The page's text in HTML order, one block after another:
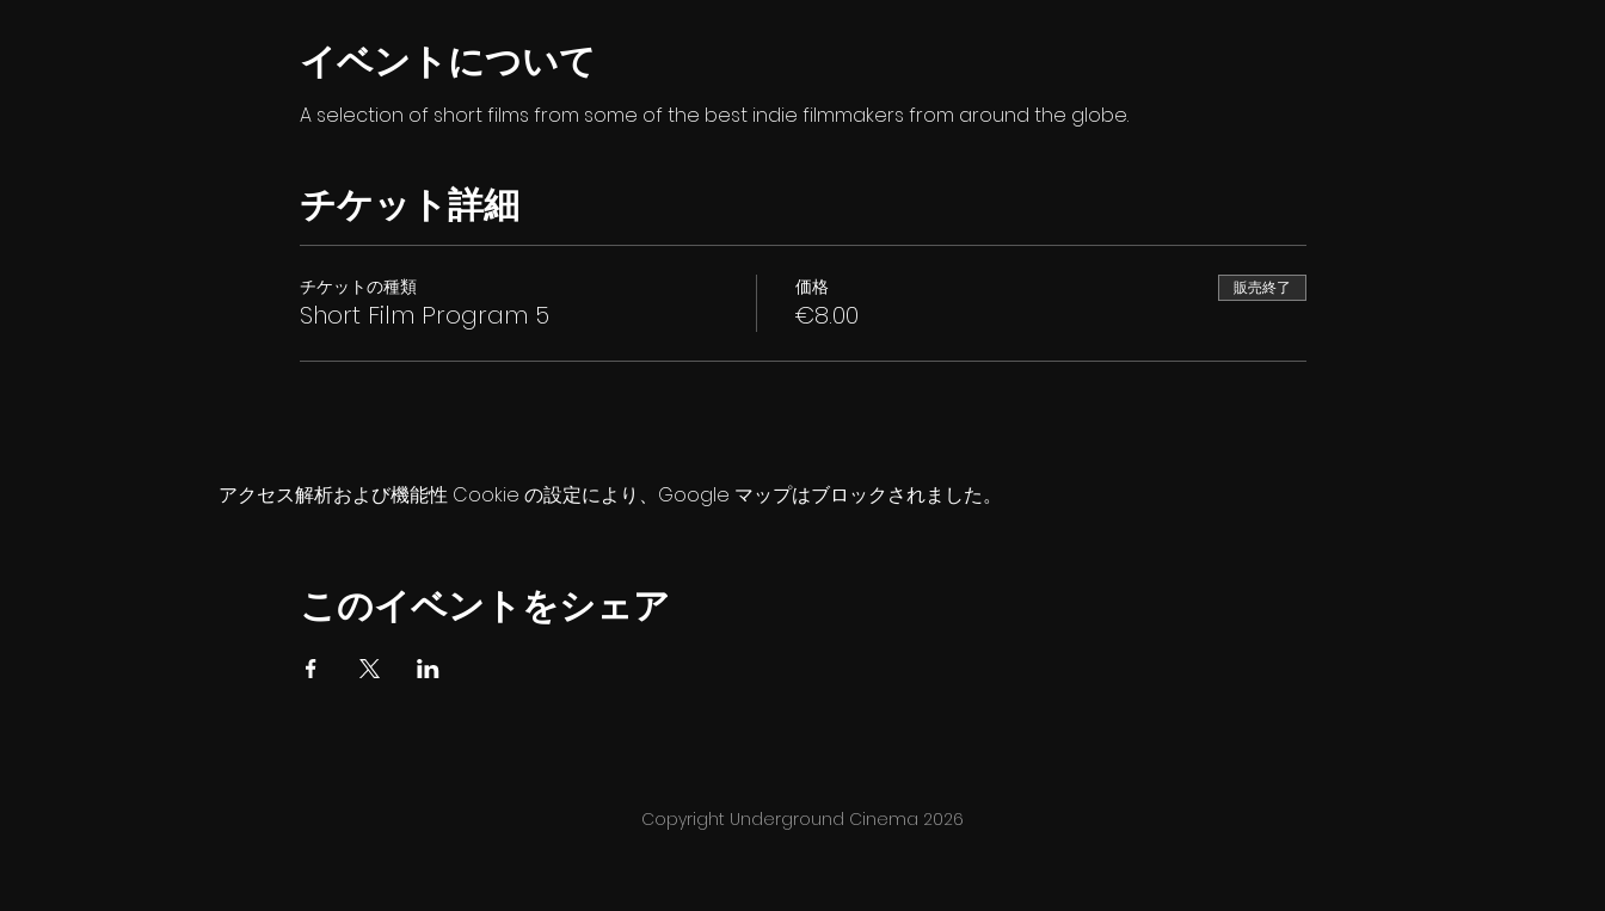
イベントについて
A selection of short films from some of the best indie filmmakers from around the globe.
チケット詳細
チケットの種類
Short Film Program 5
価格
€8.00
販売終了
アクセス解析および機能性 Cookie の設定により、Google マップはブロックされました。
このイベントをシェア
Copyright Underground Cinema 2026